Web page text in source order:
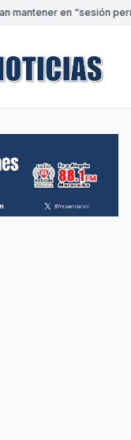
mantener en “sesión